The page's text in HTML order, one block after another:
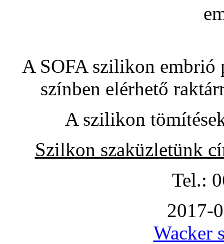
A SOFA szilikon embrió
színben elérhető
A szilikon
Szilkon szaküzletünk
Tel.:
2017-
Wacker